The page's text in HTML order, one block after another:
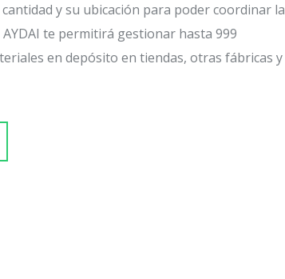
y su ubicación para poder coordinar la
AYDAI te permitirá gestionar hasta 999
en depósito en tiendas, otras fábricas y